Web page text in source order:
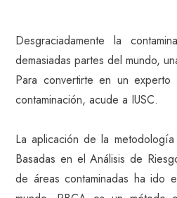
Desgraciadamente la
demasiadas partes del mundo,
Para convertirte en un
contaminación, acude a IUSC.
La aplicación de la
Basadas en el Análisis de
de áreas contaminadas ha ido